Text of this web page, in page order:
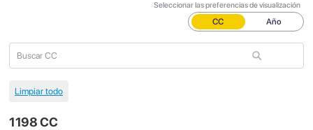
Seleccionar las preferencias de visualización
CC Año
1198 CC